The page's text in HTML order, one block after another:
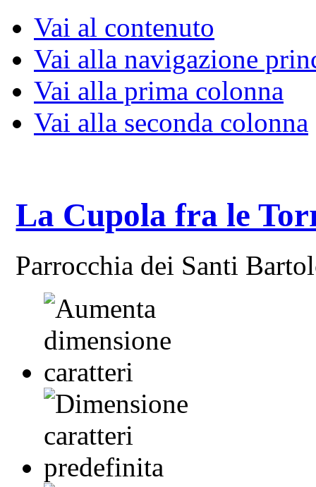
Vai al contenuto
Vai alla navigazione
Vai alla prima colonna
Vai alla seconda colonna
La Cupola fra le
Parrocchia dei Santi